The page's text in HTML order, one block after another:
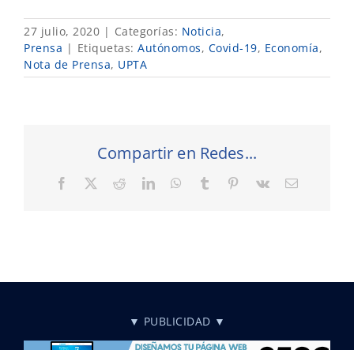
27 julio, 2020 | Categorías: Noticia,
Prensa | Etiquetas: Autónomos, Covid-19, Economía,
Nota de Prensa, UPTA
Compartir en Redes...
Facebook RedditLinkedInWhatsApp
Tumblr Pinterest
Vk
Correo
▼ PUBLICIDAD ▼